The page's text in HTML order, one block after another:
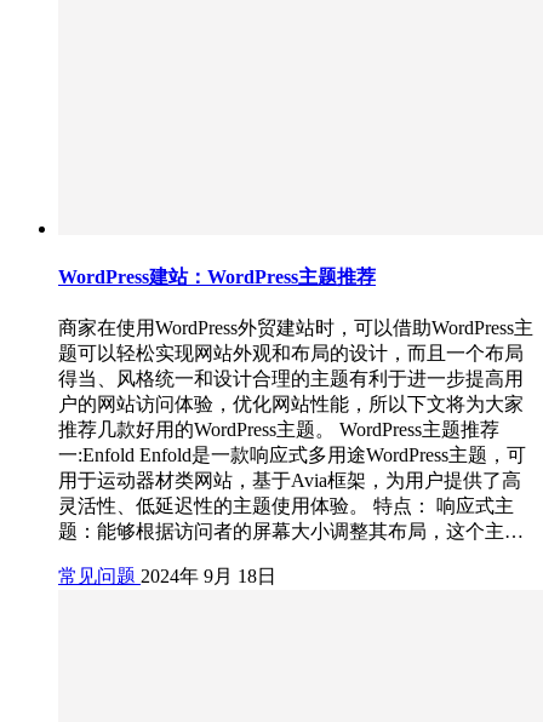
WordPress建站：WordPress主题推荐
商家在使用WordPress外贸建站时，可以借助WordPress主
题可以轻松实现网站外观和布局的设计，而且一个布局
得当、风格统一和设计合理的主题有利于进一步提高用
户的网站访问体验，优化网站性能，所以下文将为大家
推荐几款好用的WordPress主题。 WordPress主题推荐
一:Enfold Enfold是一款响应式多用途WordPress主题，可
用于运动器材类网站，基于Avia框架，为用户提供了高
灵活性、低延迟性的主题使用体验。 特点： 响应式主
题：能够根据访问者的屏幕大小调整其布局，这个主…
常见问题 2024年 9月 18日